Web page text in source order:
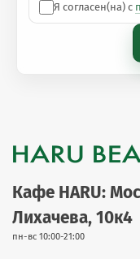
Я согласен(на) с
Кафе HARU:
Лихачева, 10к4
пн-вс 10:00-21:00